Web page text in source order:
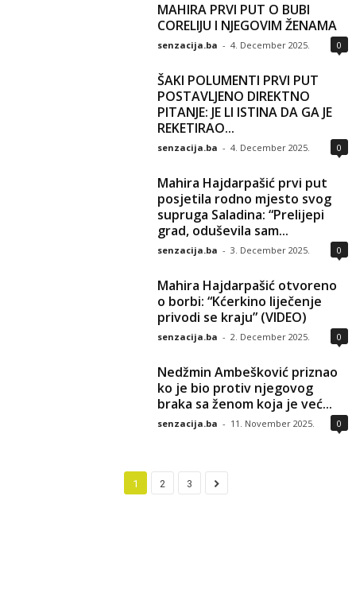
MAHIRA PRVI PUT O BUBI
CORELIJU I NJEGOVIM ŽENAMA
senzacija.ba - 4. December 2025. 0
ŠAKI POLUMENTI PRVI PUT
POSTAVLJENO DIREKTNO
PITANJE: JE LI ISTINA DA GA JE
REKETIRAO...
senzacija.ba - 4. December 2025. 0
Mahira Hajdarpašić prvi put
posjetila rodno mjesto svog
supruga Saladina: “Prelijepi
grad, oduševila sam...
senzacija.ba - 3. December 2025. 0
Mahira Hajdarpašić otvoreno
o borbi: “Kćerkino liječenje
privodi se kraju” (VIDEO)
senzacija.ba - 2. December 2025. 0
Nedžmin Ambešković priznao
ko je bio protiv njegovog
braka sa ženom koja je već...
senzacija.ba - 11. November 2025. 0
1 2 3